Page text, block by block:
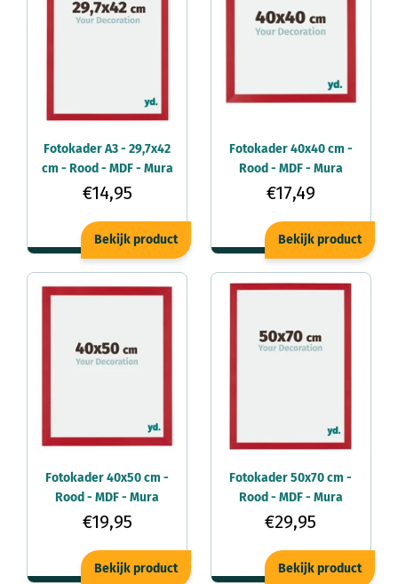
Fotokader A3 - 29,7x42
cm - Rood - MDF - Mura
€14,95
Bekijk product
Fotokader 40x40 cm -
Rood - MDF - Mura
€17,49
Bekijk product
Fotokader 40x50 cm -
Rood - MDF - Mura
€19,95
Bekijk product
Fotokader 50x70 cm -
Rood - MDF - Mura
€29,95
Bekijk product